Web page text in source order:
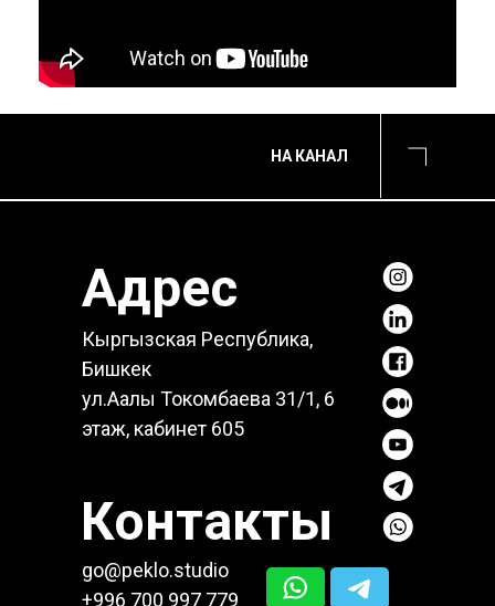
НА КАНАЛ
Адрес
Кыргызская Республика,
Бишкек
ул.Аалы Токомбаева 31/1, 6
этаж, кабинет 605
Контакты
go@peklo.studio
+996 700 997 779